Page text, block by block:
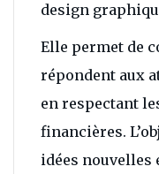
design
Elle permet de
répondent aux
en respectant
financières.
idées nouvelles